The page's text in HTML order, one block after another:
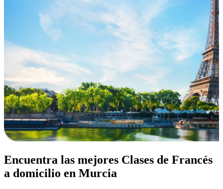
Encuentra las mejores Clases de Francés
a domicilio en Murcia